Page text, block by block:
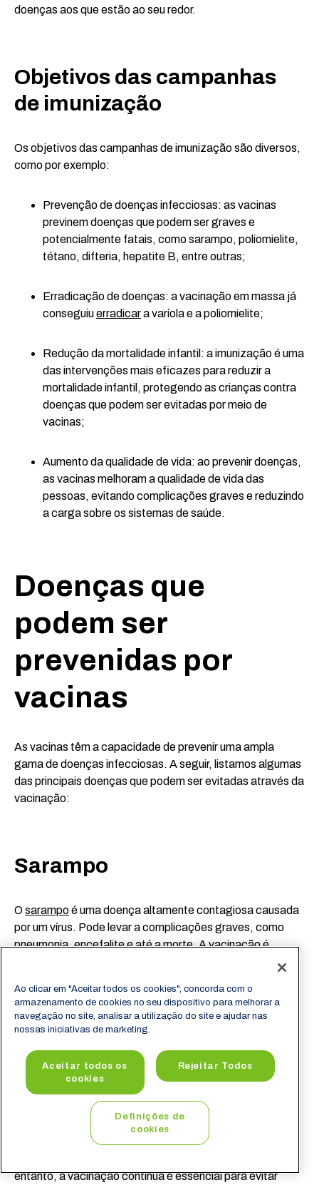
doenças aos que estão ao seu redor.
Objetivos das campanhas
de imunização
Os objetivos das campanhas de imunização são diversos,
como por exemplo:
Prevenção de doenças infecciosas: as vacinas
previnem doenças que podem ser graves e
potencialmente fatais, como sarampo, poliomielite,
tétano, difteria, hepatite B, entre outras;
Erradicação de doenças: a vacinação em massa já
conseguiuerradicara varíola e a poliomielite;
Redução da mortalidade infantil: a imunização é uma
das intervenções mais eficazes para reduzir a
mortalidade infantil, protegendo as crianças contra
doenças que podem ser evitadas por meio de
vacinas;
Aumento da qualidade de vida: ao prevenir doenças,
as vacinas melhoram a qualidade de vida das
pessoas, evitando complicações graves e reduzindo
a carga sobre os sistemas de saúde.
Doenças que
podem ser
prevenidas por
vacinas
As vacinas têm a capacidade de prevenir uma ampla
gama de doenças infecciosas. A seguir, listamos algumas
das principais doenças que podem ser evitadas através da
vacinação:
Sarampo
Osarampoé uma doença altamente contagiosa causada
por um vírus. Pode levar a complicações graves, como
pneumonia, encefalite e até a morte. A vacinação é
extremamente eficaz na prevenção do sarampo e tem
todo o mundo.
Poliomielite
A poliomielite, ou pólio, é uma doença viral que pode
causar paralisia e, em casos graves, pode ser fatal.
Graças às campanhas de vacinação, a poliomielite foi
entanto, a vacinação contínua é essencial para evitar
Ao clicar em "Aceitar todos os cookies", concorda com o
armazenamento de cookies no seu dispositivo para melhorar a
navegação no site, analisar a utilização do site e ajudar nas
nossas iniciativas de marketing.
Aceitar todos os
cookies
Rejeitar Todos
Definições de
cookies